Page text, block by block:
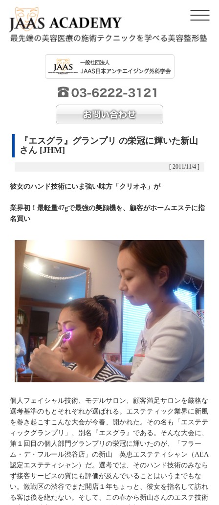
『エスグラ』グランプリ の栄冠に輝いた新山
さん [JHM]
[ 2011/11/4 ]
彼女のハンド技術にいま強い味方「クリオネ」が
業界初！最軽量47gで最強の美顔機を、顧客がホームエステに指
名買い
個人フェイシャル技術、モデルサロン、顧客満足サロンを厳格な
選考基準のもとそれぞれが選ばれる。エステティック業界に新風
を巻き起こすこんな大会が今春、開かれた。その名も「エステテ
ィックグランプリ」、別名『エスグラ』である。そんな大会に、
第１回目の個人部門グランプリの栄冠に輝いたのが、「フラー
ム・デ・フルール渋谷店」の新山 英恵エステティシャン（AEA
認定エステティシャン）だ。選考では、そのハンド技術のみなら
ず接客サービスの質にも評価が及んでいることはいうまでもな
い。激戦区の渋谷でまだ開店１年ちょっと、彼女を指名して訪れ
る客は後を絶たない。そして、この春から新山さんのエステ技術